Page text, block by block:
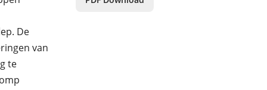
De
van
te